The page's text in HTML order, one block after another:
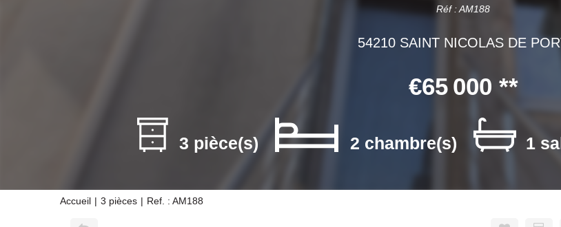
Réf : AM188
54210 SAINT NICOLAS DE
€65 000 **
3 pièce(s) 2 chambre(s) 1
Accueil 3 pièces Ref. : AM188